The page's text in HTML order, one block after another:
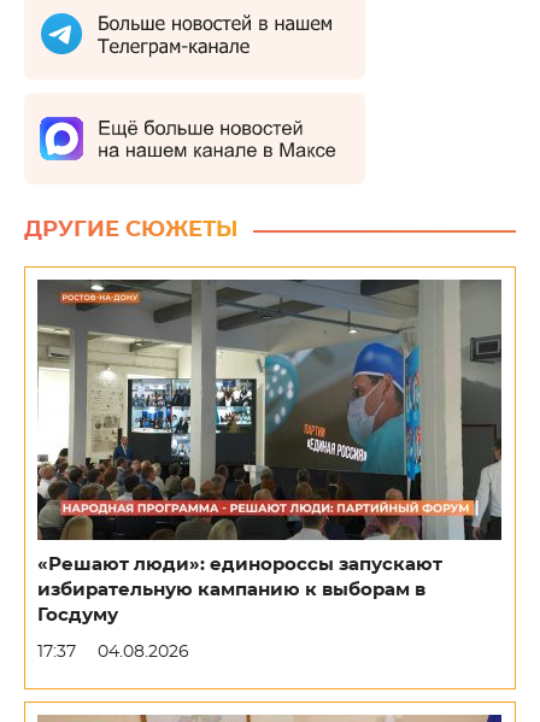
ДРУГИЕ СЮЖЕТЫ
«Решают люди»: единороссы запускают
избирательную кампанию к выборам в
Госдуму
17:37 04.08.2026